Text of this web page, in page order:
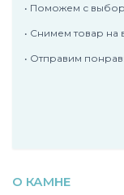
• Поможем с
• Снимем товар на
• Отправим
О КАМНЕ